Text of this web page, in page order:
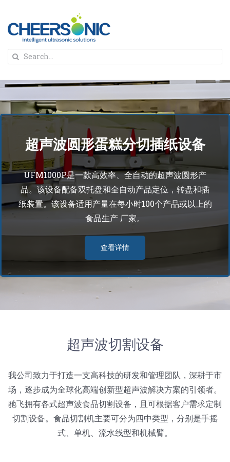
content
解决方案
蛋糕切割机
圆蛋糕切割机
蛋糕切块机
三角蛋糕切割机
奶酪切片
圆形奶酪切片
条状奶酪切片
挤出奶酪切片
三明治/披萨/寿司切割
三明治切割机
寿司切割机
常温面团切割
冷冻面团切割
糕点/糖果
牛轧糖切割
谷物棒切割
宠物食品
超声波设备
公司新闻
关于我们
Search
超声波圆形蛋糕分切插纸设备
UFM1000P是一款高效率、全自动的超声波圆形产
品。该设备配备双托盘和全自动产品定位，转盘和插
纸装置。该设备适用产量在每小时100个产品或以上的
食品生产 厂家。
查看详情
超声波切割设备
我公司致力于打造一支高科技的研发和管理团队，深耕于市
场，逐步成为全球化高端创新型超声波解决方案的引领者。
驰飞拥有各式超声波食品切割设备，且可根据客户需求定制
切割设备。食品切割机主要可分为四中类型，分别是手摇
式、单机、流水线型和机械臂。